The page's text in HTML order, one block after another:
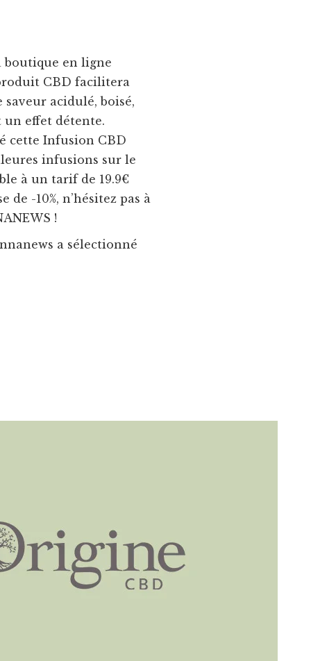
boutique en ligne
CBD facilitera
acidulé, boisé,
effet détente.
cette Infusion CBD
infusions sur le
à un tarif de 19.9€
-10%, n’hésitez pas à
!
a sélectionné